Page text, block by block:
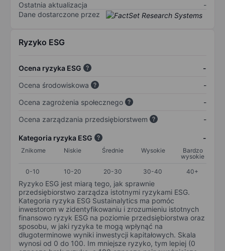
Ostatnia aktualizacja
-
Dane dostarczone przez
Ryzyko ESG
Ocena ryzyka ESG
-
Ocena środowiskowa
-
Ocena zagrożenia społecznego
-
Ocena zarządzania przedsiębiorstwem
-
Kategoria ryzyka ESG -
Znikome Niskie Średnie Wysokie
Bardzo
wysokie
0-10
10-20 20-30 30-40 40+
Ryzyko ESG jest miarą tego, jak sprawnie
przedsiębiorstwo zarządza istotnymi ryzykami ESG.
Kategoria ryzyka ESG Sustainalytics ma pomóc
inwestorom w zidentyfikowaniu i zrozumieniu istotnych
finansowo ryzyk ESG na poziomie przedsiębiorstwa oraz
sposobu, w jaki ryzyka te mogą wpłynąć na
długoterminowe wyniki inwestycji kapitałowych. Skala
wynosi od 0 do 100. Im mniejsze ryzyko, tym lepiej (0